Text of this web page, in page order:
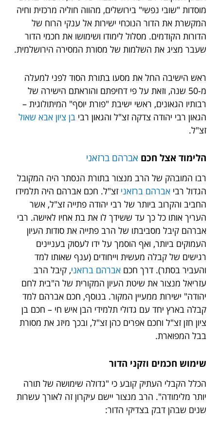
מוסדות "שובי נפשי" בירושלים, מהווה חוליה מרכזית וחיה
המקשרת את הדור הנוכחי ישירות אל ענקי הרוח של
הדורות הקודמים. מסלול לימודו ושימושו את חכמי הדור
שעבר מציג את השלמות של מסורת המסירה הירושלמית.
ראש הישיבה החל את מסעו בתורת הסוד לפני למעלה
מ-50 שנה, וזאת על פי דחיפתם והוראתם הישירה של
רבותיו הגאונים, ראשי ישיבת "פורת יוסף" המיתולוגית –
הגאון רבי יהודה צדקה זצ"ל והגאון רבי בן ציון אבא שאול
זצ"ל.
הלימוד אצל חכם אברהם ברזאני
רבו המובהק של הרב מנצור בתורת הנסתר היה המקובל
הגדול רבי אברהם ברזאני זצ"ל. חכם אברהם היה תלמידו
החביב והקרוב ביותר של רבי יהודה פתייה זצ"ל, אשר
העריך אותו כל כך עד ששידך לו את בת אחיו לאישה. רבי
אברהם קיבל מסביבתו של הרב פתייה את סודות העיון
העמוקים ביותר, ואף הוסמך על ידו לעסוק בעניינים
רגישים של קבלה מעשית וייחודים (ענף שאותו למד
והעביר בסתר). דרך חכם אברהם ברזאני, קיבל הרב
עזריאל מנצור את שיטת העיון המקורית של ה"בית לחם
יהודה" ישירות ממעיין המקור. בנוסף, חכם אברהם למד
קבלה בארץ יחד עם גדולי תלמידי הבן איש חי – חכם בן
ציון חזן זצ"ל וחכם אפרים כהן זצ"ל, ובכך מיזג את מסורת
בבל המפוארת.
שימוש חכמים וזקני הדור
הכלל הקבלי העתיק קובע כי "גדולה שימושה של תורה
יותר מלימודה". הרב מנצור יישם עיקרון זה לאורך עשרות
שנים שבהן דבק בצדיקי הדור: